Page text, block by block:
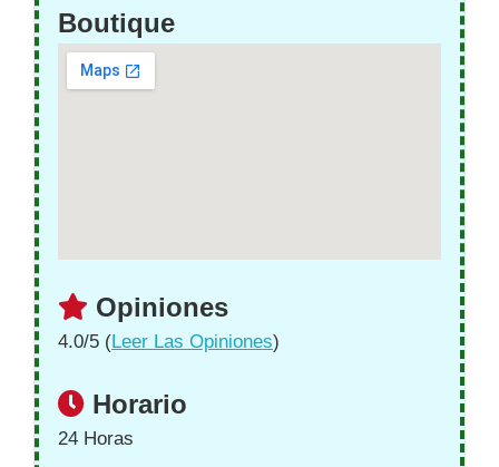
Boutique
Opiniones
4.0/5 (Leer Las Opiniones)
Horario
24 Horas